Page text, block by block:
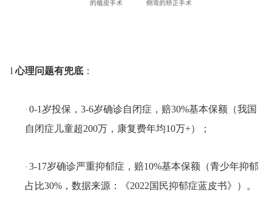
l心理问题有兜底：
· 0-1岁投保，3-6岁确诊自闭症，赔30%基本保额（我国
自闭症儿童超200万，康复费年均10万+）；
· 3-17岁确诊严重抑郁症，赔10%基本保额（青少年抑郁
占比30%，数据来源：《2022国民抑郁症蓝皮书》）。